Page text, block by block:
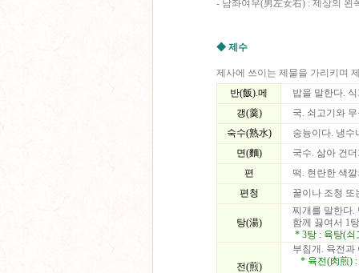
- 남좌여우(男左女右) : 제상의 왼
◆ 제수
제사에 쓰이는 제물을 가리키며
반(飯).메
밥을 말한다.
갱(羹)
국. 쇠고기와
숙수(熟水)
숭늉이다. 냉수
면(麵)
국수. 삶아 건
편
떡. 현란한 색
편청
꿀이나 조청 또
탕(湯)
찌개를 말한다.
함께 끓여서 1
* 3탕 : 육탕(
전(煎)
부침개. 육전과
* 육전(肉煎) :